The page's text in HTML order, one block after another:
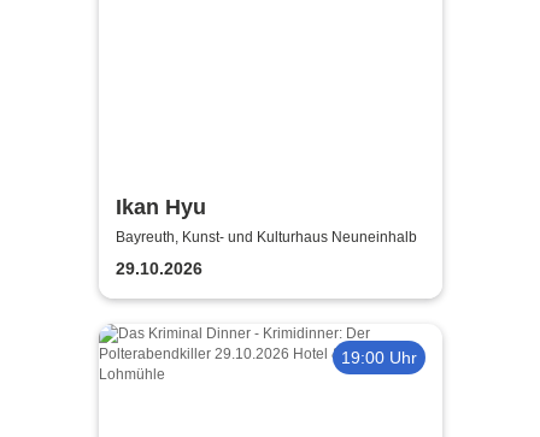
Ikan Hyu
Bayreuth, Kunst- und Kulturhaus Neuneinhalb
29.10.2026
19:00 Uhr